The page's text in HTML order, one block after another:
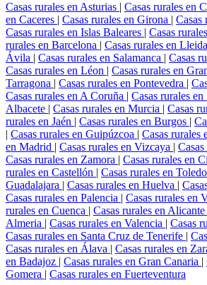
Casas rurales en Asturias | Casas rurales en
en Caceres | Casas rurales en Girona | Casas
Casas rurales en Islas Baleares | Casas
rurales en Barcelona | Casas rurales en Lleida
Ávila | Casas rurales en Salamanca | Casas
Casas rurales en Léon | Casas rurales en
Tarragona | Casas rurales en Pontevedra |
Casas rurales en A Coruña | Casas rurales en
Albacete | Casas rurales en Murcia | Casas
rurales en Jaén | Casas rurales en Burgos |
| Casas rurales en Guipúzcoa | Casas rurales
en Madrid | Casas rurales en Vizcaya |
Casas rurales en Zamora | Casas rurales en
rurales en Castellón | Casas rurales en Toledo
Guadalajara | Casas rurales en Huelva |
Casas rurales en Palencia | Casas rurales en
rurales en Cuenca | Casas rurales en Alicante
Almeria | Casas rurales en Valencia | Casas
Casas rurales en Santa Cruz de Tenerife |
Casas rurales en Álava | Casas rurales en
en Badajoz | Casas rurales en Gran Canaria |
Gomera | Casas rurales en Fuerteventura